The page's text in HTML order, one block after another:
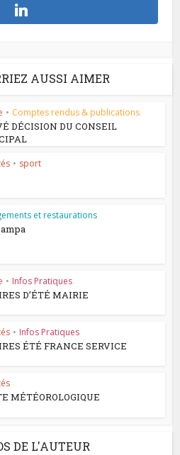
AUSSI AIMER
• Comptes rendus & publications
DÉCISION DU CONSEIL
• sport
et restaurations
• Infos Pratiques
D’ÉTÉ MAIRIE
• Infos Pratiques
ÉTÉ FRANCE SERVICE
MÉTÉOROLOGIQUE
DE L'AUTEUR